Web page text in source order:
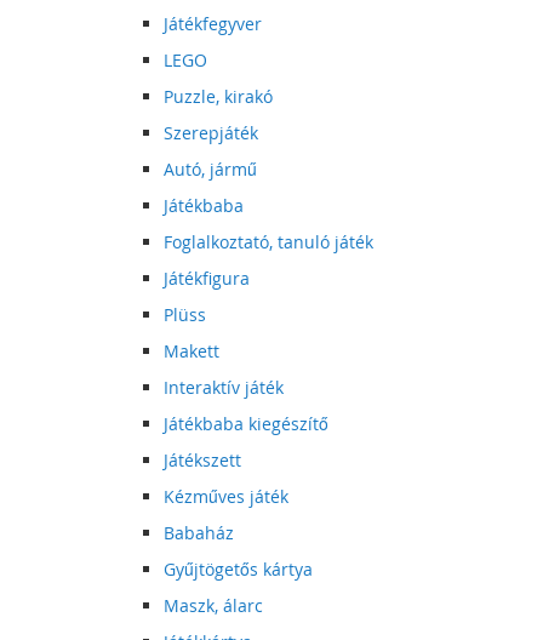
Játékfegyver
LEGO
Puzzle, kirakó
Szerepjáték
Autó, jármű
Játékbaba
Foglalkoztató, tanuló játék
Játékfigura
Plüss
Makett
Interaktív játék
Játékbaba kiegészítő
Játékszett
Kézműves játék
Babaház
Gyűjtögetős kártya
Maszk, álarc